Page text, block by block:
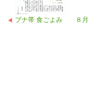
ブナ帯 食ごよみ ８月